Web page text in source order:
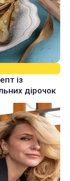
із
дірочок